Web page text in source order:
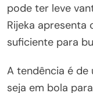
pode ter leve
Rijeka apresenta
suficiente para
A tendência é
seja em bola